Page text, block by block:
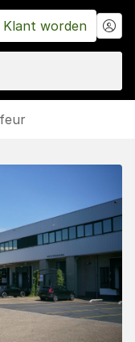
Klant worden